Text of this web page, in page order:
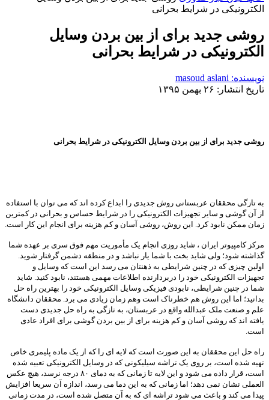
الکترونیکی در شرایط بحرانی
روشی جدید برای از بین بردن وسایل
الکترونیکی در شرایط بحرانی
نویسنده: masoud aslani
تاریخ انتشار: ۲۶ بهمن ۱۳۹۵
روشی جدید برای از بین بردن وسایل الکترونیکی در شرایط بحرانی
به تازگی محققان عربستانی روش جدیدی را ابداع کرده اند که می توان با استفاده
از آن گوشی و سایر تجهیزات الکترونیکی را در شرایط حساس و بحرانی در کمترین
زمان ممکن نابود کرد. این روش، روشی آسان و کم هزینه برای انجام این کار است.
مرکز کامپیوتر ایران ، شاید روزی انجام یک مأموریت مهم فوق سری بر عهده شما
گذاشته شود؛ ولی شاید بخت با شما یار نباشد و در منطقه دشمن گرفتار شوید.
اولین چیزی که در چنین شرایطی به ذهنتان می رسد این است که وسایل و
تجهیزات الکترونیکی خود را دربردارنده اطلاعات مهمی هستند، نابود کنید. شاید
شما در چنین شرایطی، نابودی فیزیکی وسایل الکترونیکی خود را بهترین راه حل
بدانید؛ اما این روش هم خطرناک است وهم زمان زیادی می برد. محققان دانشگاه
علم و صنعت ملک عبدالله واقع در عربستان، به تازگی به راه حل جدیدی دست
یافته اند که روشی آسان و کم هزینه برای از بین بردن گوشی برای افراد عادی
است.
راه حل این محققان به این صورت است که لایه ای را که از یک ماده پلیمری خاص
تهیه شده است، بر روی یک تراشه سیلیکونی که در وسایل الکترونیکی تعبیه شده
است، قرار داده می شود و این لایه تا زمانی که به دمای ۸۰ درجه نرسد، هیچ عکس
العملی نشان نمی دهد؛ اما زمانی که به این دما می رسد، اندازه آن سریعا افزایش
پیدا می کند و باعث می شود تراشه ای که به آن متصل شده است، در مدت زمانی